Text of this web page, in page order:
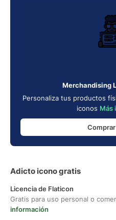
Merchandising
Personaliza tus productos
iconos Más
Adicto icono gratis
Licencia de Flaticon
Gratis para uso personal o
información